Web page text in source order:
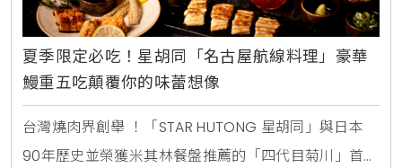
夏季限定必吃！星胡同「名古屋航線料理」豪華
鰻重五吃顛覆你的味蕾想像
台灣燒肉界創舉 ！「STAR HUTONG 星胡同」與日本
90年歷史並榮獲米其林餐盤推薦的「四代目菊川」首度